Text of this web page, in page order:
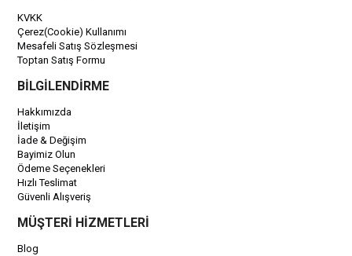
KVKK
Çerez(Cookie) Kullanımı
Mesafeli Satış Sözleşmesi
Toptan Satış Formu
BİLGİLENDİRME
Hakkımızda
İletişim
İade & Değişim
Bayimiz Olun
Ödeme Seçenekleri
Hızlı Teslimat
Güvenli Alışveriş
MÜŞTERİ HİZMETLERİ
Blog